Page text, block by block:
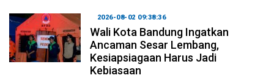
2026-08-02 09:38:36
Wali Kota Bandung Ingatkan
Ancaman Sesar Lembang,
Kesiapsiagaan Harus Jadi
Kebiasaan